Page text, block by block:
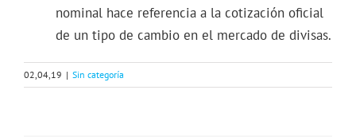
nominal hace referencia a la cotización oficial
de un tipo de cambio en el mercado de divisas.
02,04,19 | Sin categoría